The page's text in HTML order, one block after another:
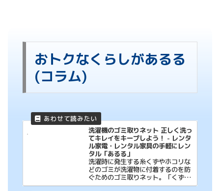
おトクなくらしがあるる
(コラム)
洗濯機のゴミ取りネット 正しく洗っ
てキレイをキープしよう！ - レンタ
ル家電・レンタル家具の手軽にレン
タル「あるる」
洗濯時に発生する糸くずやホコリな
どのゴミが洗濯物に付着するのを防
ぐためのゴミ取りネット。「くず取
りフィルター」